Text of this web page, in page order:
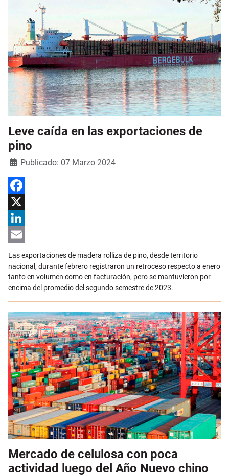
Leve caída en las exportaciones de
pino
Detalles
Publicado: 07 Marzo 2024
Facebook
X
LinkedIn
Las exportaciones de madera rolliza de pino, desde territorio
nacional, durante febrero registraron un retroceso respecto a enero
tanto en volumen como en facturación, pero se mantuvieron por
encima del promedio del segundo semestre de 2023.
Mercado de celulosa con poca
actividad luego del Año Nuevo chino